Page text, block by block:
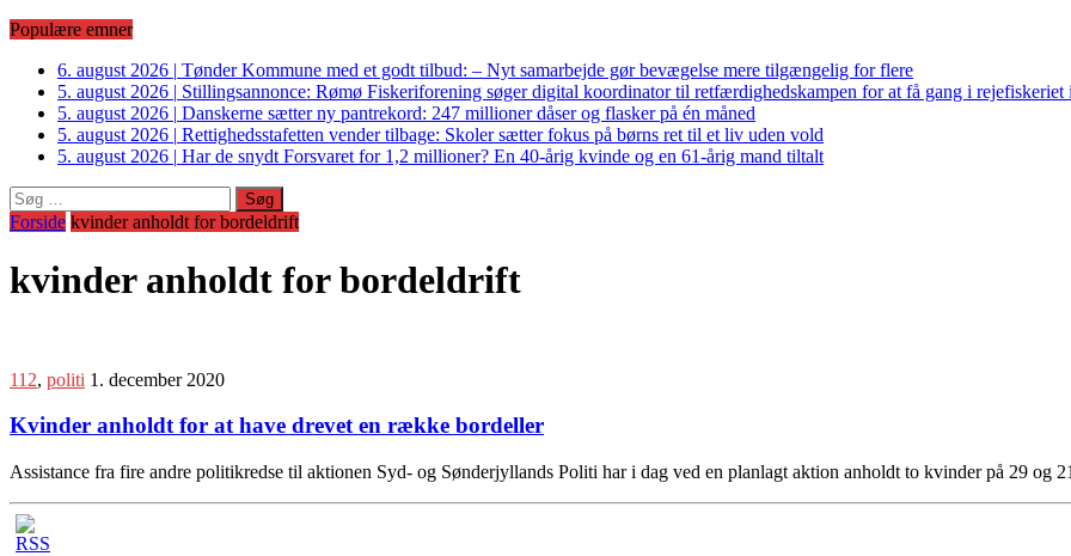
Populære emner
6. august 2026 | Tønder Kommune med et godt tilbud: – Nyt samarbejde gør bevægelse mere tilgængelig for flere
5. august 2026 | Stillingsannonce: Rømø Fiskeriforening søger digital koordinator til retfærdighedskampen for at få gang i
5. august 2026 | Danskerne sætter ny pantrekord: 247 millioner dåser og flasker på én måned
5. august 2026 | Rettighedsstafetten vender tilbage: Skoler sætter fokus på børns ret til et liv uden vold
5. august 2026 | Har de snydt Forsvaret for 1,2 millioner? En 40-årig kvinde og en 61-årig mand tiltalt
Søg
efter:
Forside kvinder anholdt for bordeldrift
kvinder anholdt for bordeldrift
112, politi 1. december 2020
Kvinder anholdt for at have drevet en række bordeller
Assistance fra fire andre politikredse til aktionen Syd- og Sønderjyllands Politi har i dag ved en planlagt aktion anholdt to kvinder på 29 og